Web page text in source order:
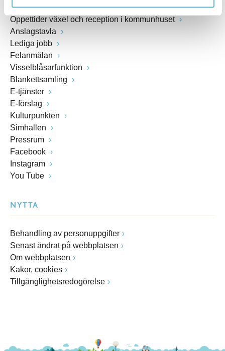
Öppettider växel och reception i kommunhuset
Anslagstavla
Lediga jobb
Felanmälan
Visselblåsarfunktion
Blankettsamling
E-tjänster
E-förslag
Kulturpunkten
Simhallen
Pressrum
Facebook
Instagram
You Tube
NYTTA
Behandling av personuppgifter
Senast ändrat på webbplatsen
Om webbplatsen
Kakor, cookies
Tillgänglighetsredogörelse